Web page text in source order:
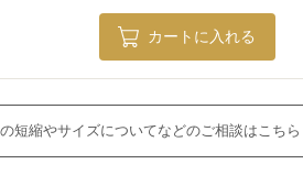
カートに入れる
短縮やサイズについてなどのご相談はこちら